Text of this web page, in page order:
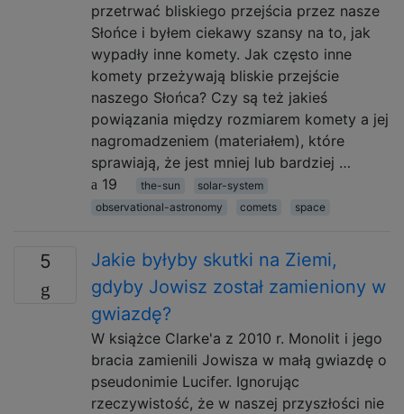
przetrwać bliskiego przejścia przez nasze
Słońce i byłem ciekawy szansy na to, jak
wypadły inne komety. Jak często inne
komety przeżywają bliskie przejście
naszego Słońca? Czy są też jakieś
powiązania między rozmiarem komety a jej
nagromadzeniem (materiałem), które
sprawiają, że jest mniej lub bardziej …
19
the-sun
solar-system
observational-astronomy
comets space
5
Jakie byłyby skutki na Ziemi,
gdyby Jowisz został zamieniony w
gwiazdę?
W książce Clarke'a z 2010 r. Monolit i jego
bracia zamienili Jowisza w małą gwiazdę o
pseudonimie Lucifer. Ignorując
rzeczywistość, że w naszej przyszłości nie